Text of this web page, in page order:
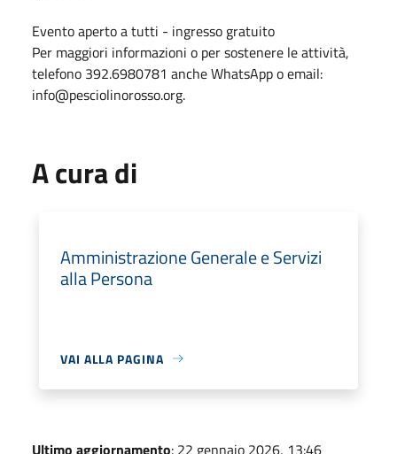
Evento aperto a tutti - ingresso gratuito
Per maggiori informazioni o per sostenere le attività,
telefono 392.6980781 anche WhatsApp o email:
info@pesciolinorosso.org.
A cura di
Amministrazione Generale e Servizi
alla Persona
VAI ALLA PAGINA
Ultimo aggiornamento: 22 gennaio 2026, 13:46